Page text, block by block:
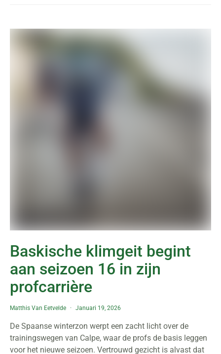
Baskische klimgeit begint
aan seizoen 16 in zijn
profcarrière
Matthis Van Eetvelde Januari 19, 2026
De Spaanse winterzon werpt een zacht licht over de
trainingswegen van Calpe, waar de profs de basis leggen
voor het nieuwe seizoen. Vertrouwd gezicht is alvast dat